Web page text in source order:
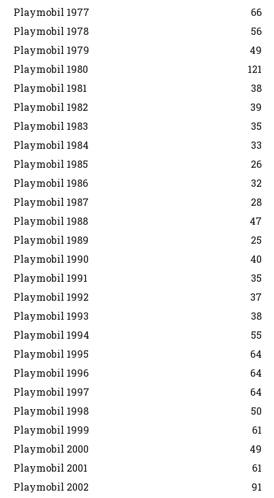
Playmobil 1977
66
Playmobil 1978
56
Playmobil 1979
49
Playmobil 1980
121
Playmobil 1981
38
Playmobil 1982
39
Playmobil 1983
35
Playmobil 1984
33
Playmobil 1985
26
Playmobil 1986
32
Playmobil 1987
28
Playmobil 1988
47
Playmobil 1989
25
Playmobil 1990
40
Playmobil 1991
35
Playmobil 1992
37
Playmobil 1993
38
Playmobil 1994
55
Playmobil 1995
64
Playmobil 1996
64
Playmobil 1997
64
Playmobil 1998
50
Playmobil 1999
61
Playmobil 2000
49
Playmobil 2001
61
Playmobil 2002
91